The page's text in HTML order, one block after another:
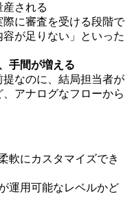
される
に審査を受ける段階で
容が足りない」といった
手間が増える
なのに、結局担当者が
アナログなフローから
軟にカスタマイズでき
運用可能なレベルかど